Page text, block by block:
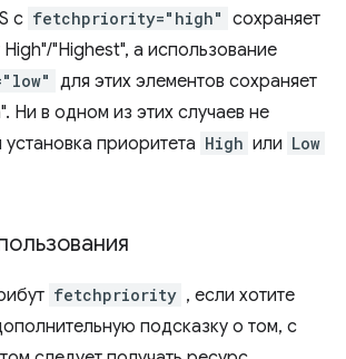
с fetchpriority="high" сохраняет
"Highest", а использование
для этих элементов сохраняет
Ни в одном из этих случаев не
установка приоритета High или Low
fetchpriority , если хотите
подсказку о том, с